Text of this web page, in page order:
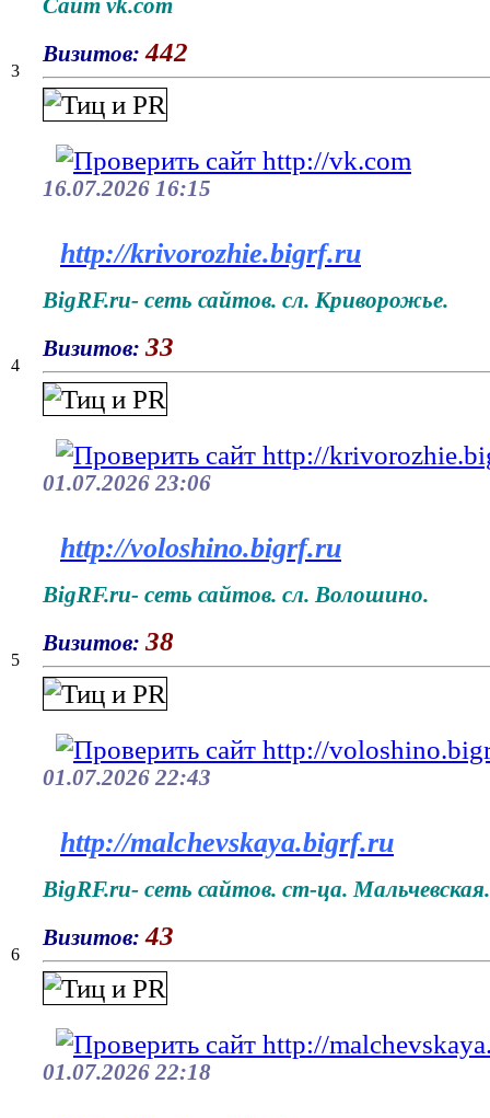
3
Сайт vk.com
Визитов: 442
16.07.2026 16:15
4
http://krivorozhie.bigrf.ru
BigRF.ru- сеть сайтов. сл. Криворожье.
Визитов: 33
01.07.2026 23:06
5
http://voloshino.bigrf.ru
BigRF.ru- сеть сайтов. сл. Волошино.
Визитов: 38
01.07.2026 22:43
6
http://malchevskaya.bigrf.ru
BigRF.ru- сеть сайтов. ст-ца. Мальчевская.
Визитов: 43
01.07.2026 22:18